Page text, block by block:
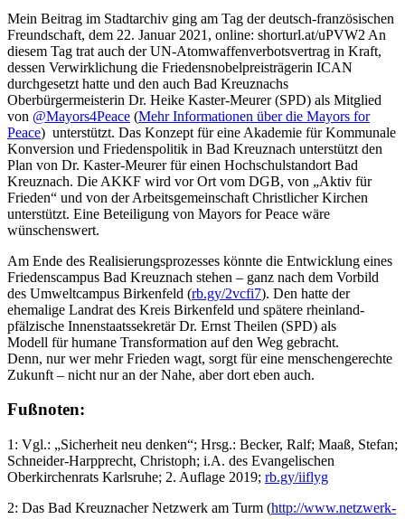
Mein Beitrag im Stadtarchiv ging am Tag der deutsch-französischen
Freundschaft, dem 22. Januar 2021, online: shorturl.at/uPVW2 An
diesem Tag trat auch der UN-Atomwaffenverbotsvertrag in Kraft,
dessen Verwirklichung die Friedensnobelpreisträgerin ICAN
durchgesetzt hatte und den auch Bad Kreuznachs
Oberbürgermeisterin Dr. Heike Kaster-Meurer (SPD) als Mitglied
von @Mayors4Peace (Mehr Informationen über die Mayors for
Peace) unterstützt. Das Konzept für eine Akademie für Kommunale
Konversion und Friedenspolitik in Bad Kreuznach unterstützt den
Plan von Dr. Kaster-Meurer für einen Hochschulstandort Bad
Kreuznach. Die AKKF wird vor Ort vom DGB, von „Aktiv für
Frieden“ und von der Arbeitsgemeinschaft Christlicher Kirchen
unterstützt. Eine Beteiligung von Mayors for Peace wäre
wünschenswert.
Am Ende des Realisierungsprozesses könnte die Entwicklung eines
Friedenscampus Bad Kreuznach stehen – ganz nach dem Vorbild
des Umweltcampus Birkenfeld (rb.gy/2vcfi7). Den hatte der
ehemalige Landrat des Kreis Birkenfeld und spätere rheinland-
pfälzische Innenstaatssekretär Dr. Ernst Theilen (SPD) als
Modell für humane Transformation auf den Weg gebracht.
Denn, nur wer mehr Frieden wagt, sorgt für eine menschengerechte
Zukunft – nicht nur an der Nahe, aber dort eben auch.
Fußnoten:
1: Vgl.: „Sicherheit neu denken“; Hrsg.: Becker, Ralf; Maaß, Stefan;
Schneider-Harpprecht, Christoph; i.A. des Evangelischen
Oberkirchenrats Karlsruhe; 2. Auflage 2019; rb.gy/iiflyg
2: Das Bad Kreuznacher Netzwerk am Turm (http://www.netzwerk-